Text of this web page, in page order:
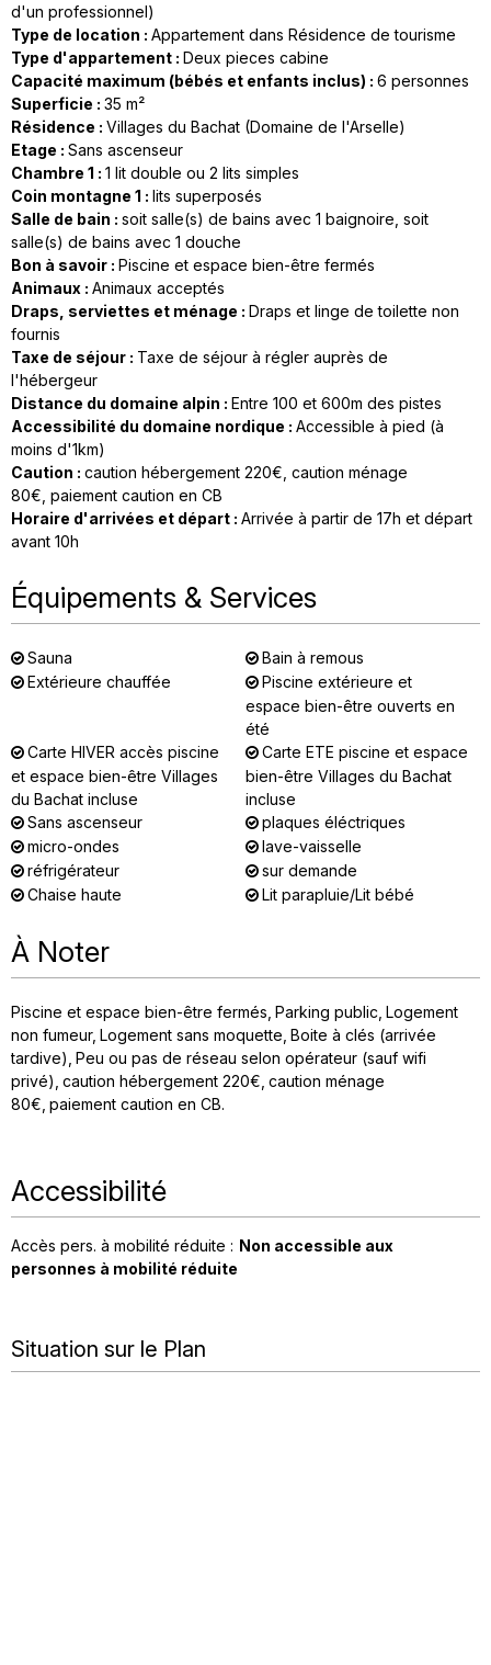
d'un professionnel)
Type de location : Appartement dans Résidence de tourisme
Type d'appartement : Deux pieces cabine
Capacité maximum (bébés et enfants inclus) : 6 personnes
Superficie : 35 m²
Résidence : Villages du Bachat (Domaine de l'Arselle)
Etage : Sans ascenseur
Chambre 1 : 1 lit double ou 2 lits simples
Coin montagne 1 : lits superposés
Salle de bain : soit salle(s) de bains avec 1 baignoire soit
salle(s) de bains avec 1 douche
Bon à savoir : Piscine et espace bien-être fermés
Animaux : Animaux acceptés
Draps, serviettes et ménage : Draps et linge de toilette non
fournis
Taxe de séjour : Taxe de séjour à régler auprès de
l'hébergeur
Distance du domaine alpin : Entre 100 et 600m des pistes
Accessibilité du domaine nordique : Accessible à pied (à
moins d'1km)
Caution : caution hébergement 220€ caution ménage
80€ paiement caution en CB
Horaire d'arrivées et départ : Arrivée à partir de 17h et départ
avant 10h
Équipements & Services
Sauna
Bain à remous
Extérieure chauffée
Piscine extérieure et
espace bien-être ouverts en
été
Carte HIVER accès piscine
et espace bien-être Villages
du Bachat incluse
Carte ETE piscine et espace
bien-être Villages du Bachat
incluse
Sans ascenseur
plaques éléctriques
micro-ondes
lave-vaisselle
réfrigérateur
sur demande
Chaise haute
Lit parapluie/Lit bébé
À Noter
Piscine et espace bien-être fermés Parking public Logement
non fumeur Logement sans moquette Boite à clés (arrivée
tardive) Peu ou pas de réseau selon opérateur (sauf wifi
privé) caution hébergement 220€ caution ménage
80€ paiement caution en CB
Accessibilité
Accès pers. à mobilité réduite : Non accessible aux
personnes à mobilité réduite
Situation sur le Plan